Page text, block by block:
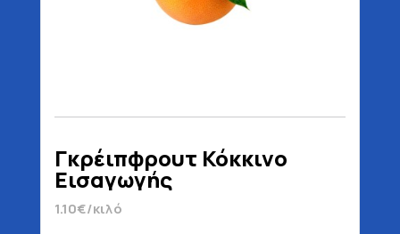
Γκρέιπφρουτ Κόκκινο
Εισαγωγής
1.10€/κιλό